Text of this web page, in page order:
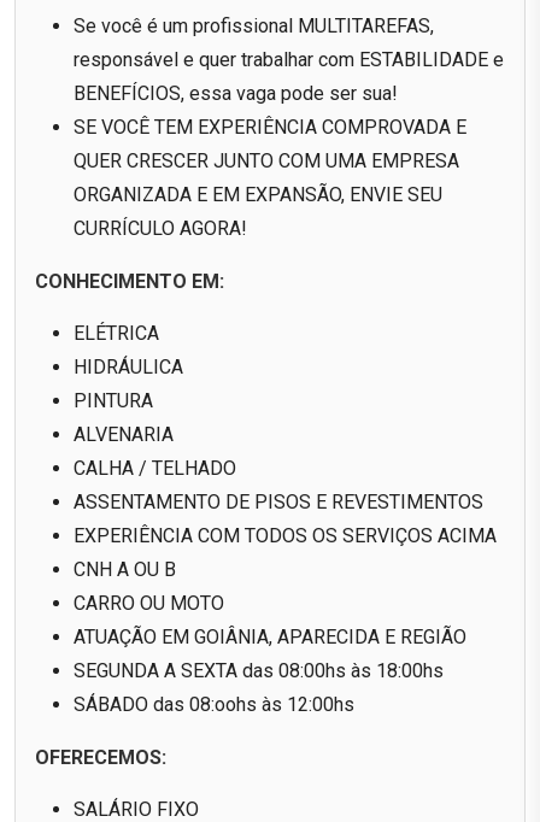
Se você é um profissional MULTITAREFAS,
responsável e quer trabalhar com ESTABILIDADE e
BENEFÍCIOS, essa vaga pode ser sua!
SE VOCÊ TEM EXPERIÊNCIA COMPROVADA E
QUER CRESCER JUNTO COM UMA EMPRESA
ORGANIZADA E EM EXPANSÃO, ENVIE SEU
CURRÍCULO AGORA!
CONHECIMENTO EM:
ELÉTRICA
HIDRÁULICA
PINTURA
ALVENARIA
CALHA / TELHADO
ASSENTAMENTO DE PISOS E REVESTIMENTOS
EXPERIÊNCIA COM TODOS OS SERVIÇOS ACIMA
CNH A OU B
CARRO OU MOTO
ATUAÇÃO EM GOIÂNIA, APARECIDA E REGIÃO
SEGUNDA A SEXTA das 08:00hs às 18:00hs
SÁBADO das 08:oohs às 12:00hs
OFERECEMOS:
SALÁRIO FIXO